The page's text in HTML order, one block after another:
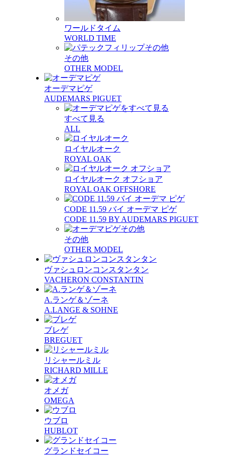
ワールドタイム
WORLD TIME
その他
OTHER MODEL
オーデマピゲ
AUDEMARS PIGUET
すべて見る
ALL
ロイヤルオーク
ROYAL OAK
ロイヤルオーク オフショア
ROYAL OAK OFFSHORE
CODE 11.59 バイ オーデマ ピゲ
CODE 11.59 BY AUDEMARS PIGUET
その他
OTHER MODEL
ヴァシュロンコンスタンタン
VACHERON CONSTANTIN
A.ランゲ＆ゾーネ
A.LANGE & SOHNE
ブレゲ
BREGUET
リシャールミル
RICHARD MILLE
オメガ
OMEGA
ウブロ
HUBLOT
グランドセイコー